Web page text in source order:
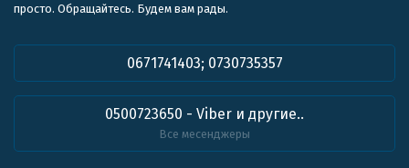
просто. Обращайтесь. Будем вам рады.
0671741403; 0730735357
0500723650 - Viber и другие..
Все месенджеры